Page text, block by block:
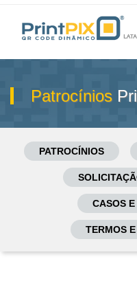
Patrocínios
PATROCÍNIOS
CASOS
TERMOS